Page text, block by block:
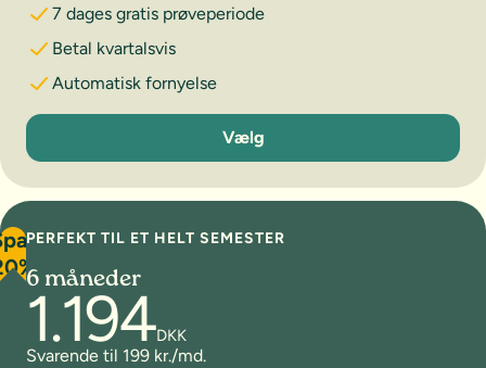
7 dages gratis prøveperiode
Betal kvartalsvis
Automatisk fornyelse
3 måneder
Vælg
PERFEKT TIL ET HELT SEMESTER
6 måneder
1.194DKK
Svarende til 199 kr./md.